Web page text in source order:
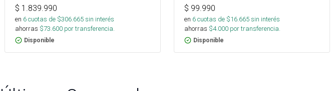
$ 1.839.990
en 6cuotas de $306.665sin interés
ahorras $73.600 por transferencia.
Disponible
$ 99.990
en 6cuotas de $16.665sin interés
ahorras $4.000 por transferencia.
Disponible